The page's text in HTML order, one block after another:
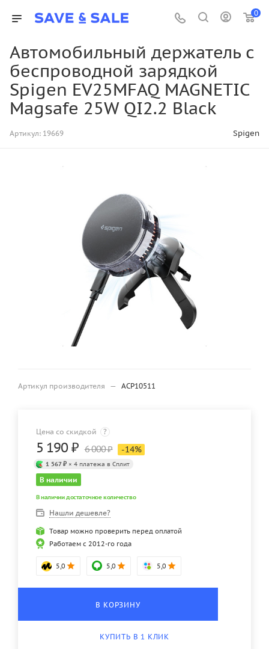
0
Автомобильный держатель с
беспроводной зарядкой
Spigen EV25MFAQ MAGNETIC
Magsafe 25W QI2.2 Black
Артикул: 19669 Spigen
Артикул производителя — ACP10511
Цена со скидкой ?
5 190 ₽ 6 000₽ -14%
1 567 ₽ × 4 платежа в Сплит
В наличии
В наличии достаточное количество
Нашли дешевле?
Товар можно проверить перед оплатой
Работаем с 2012-го года
5,0 5,0 5,0
В КОРЗИНУ
КУПИТЬ В 1 КЛИК